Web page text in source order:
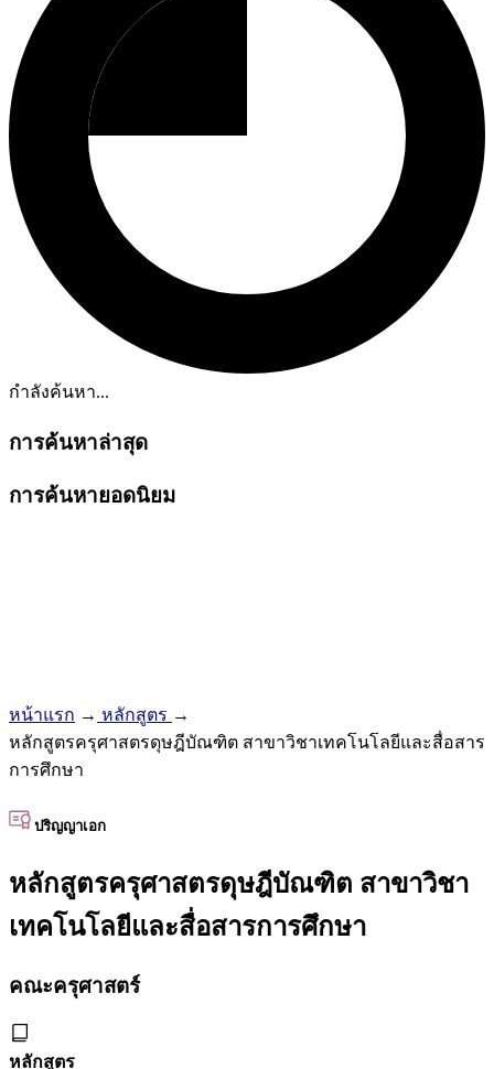
กำลังค้นหา...
การค้นหาล่าสุด
การค้นหายอดนิยม
หน้าแรก → หลักสูตร →
หลักสูตรครุศาสตรดุษฎีบัณฑิต สาขาวิชาเทคโนโลยีและสื่อสาร
การศึกษา
ปริญญาเอก
หลักสูตรครุศาสตรดุษฎีบัณฑิต สาขาวิชา
เทคโนโลยีและสื่อสารการศึกษา
คณะครุศาสตร์
หลักสูตร